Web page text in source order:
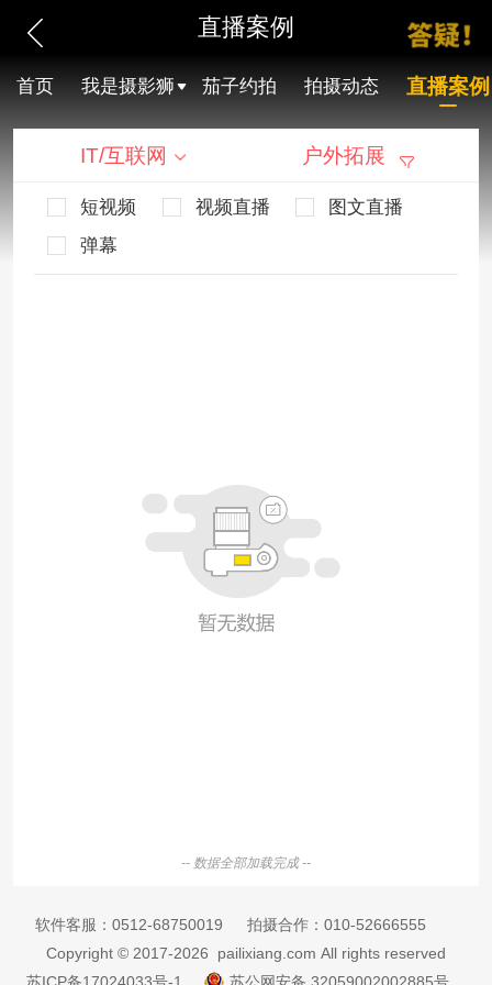
直播案例
首页 我是摄影狮 茄子约拍 拍摄动态 直播案例
IT/互联网 户外拓展
短视频 视频直播
图文直播
弹幕
-- 数据全部加载完成 --
软件客服： 0512-68750019 拍摄合作： 010-52666555
Copyright © 2017-2026 pailixiang.com All rights reserved
苏ICP备17024033号-1
苏公网安备 32059002002885号